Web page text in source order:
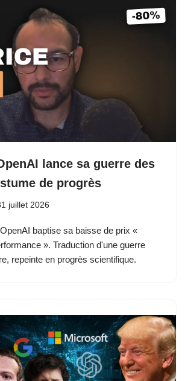
lance sa guerre des
de progrès
juillet 2026
baptise sa baisse de prix «
». Traduction d'une guerre
repeinte en progrès scientifique.